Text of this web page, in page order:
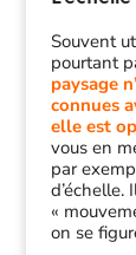
Souvent
pourtant
paysage
connues
elle est
vous en
par
d’échelle.
«
on se